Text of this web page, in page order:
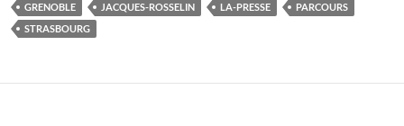
GRENOBLE
JACQUES-ROSSELIN LA-PRESSE
PARCOURS
STRASBOURG